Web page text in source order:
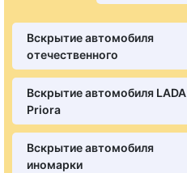
Вскрытие автомобиля
отечественного
Вскрытие автомобиля LADA
Priora
Вскрытие автомобиля
иномарки